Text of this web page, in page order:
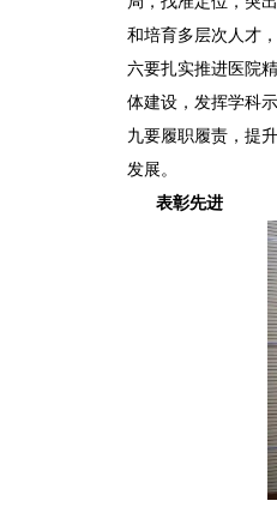
和培育多层次人才
六要扎实推进医院
体建设，发挥学科
九要履职履责，提
发展。
表彰先进